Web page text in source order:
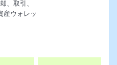
、取引、
産ウォレッ